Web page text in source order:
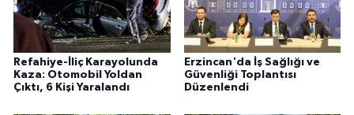
Refahiye-İliç Karayolunda
Kaza: Otomobil Yoldan
Çıktı, 6 Kişi Yaralandı
Erzincan'da İş Sağlığı ve
Güvenliği Toplantısı
Düzenlendi